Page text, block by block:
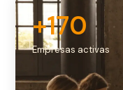
Empresas activas
+170